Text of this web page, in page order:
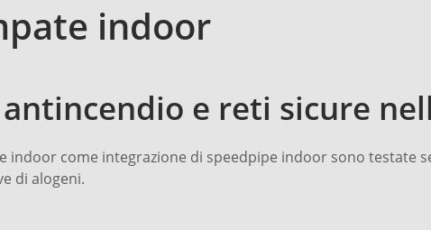
indoor
e reti sicure
indoor come integrazione di speedpipe indoor sono testate
di alogeni.